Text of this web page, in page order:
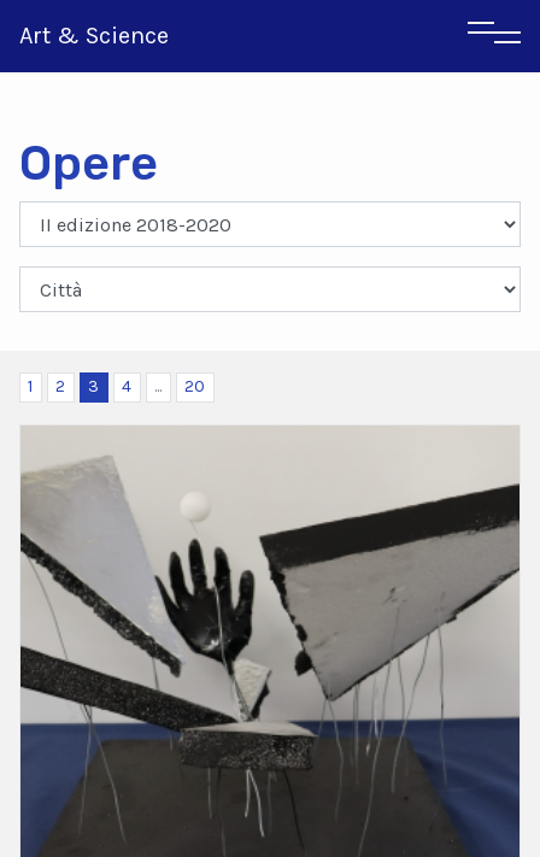
Art & Science
Greco
Opere
1 2 3 4 ... 20